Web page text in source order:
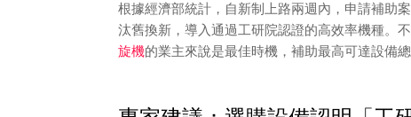
根據經濟部統計，自新制上路兩週內，申請補助
汰舊換新，導入通過工研院認證的高效率機種。
旋機的業主來說是最佳時機，補助最高可達設備總